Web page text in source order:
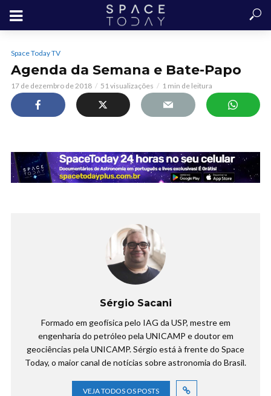
Space Today TV
Agenda da Semana e Bate-Papo
17 de dezembro de 2018 51 visualizações 1 min de leitura
Sérgio Sacani
Formado em geofísica pelo IAG da USP, mestre em
engenharia do petróleo pela UNICAMP e doutor em
geociências pela UNICAMP. Sérgio está à frente do Space
Today, o maior canal de notícias sobre astronomia do Brasil.
VEJA TODOS OS POSTS